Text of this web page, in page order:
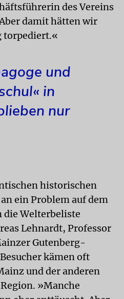
des Vereins
damit hätten wir
torpediert.«
und
in
nur
historischen
ein Problem auf dem
die Welterbeliste
Lehnardt, Professor
Gutenberg-
kämen oft
und der anderen
»Manche